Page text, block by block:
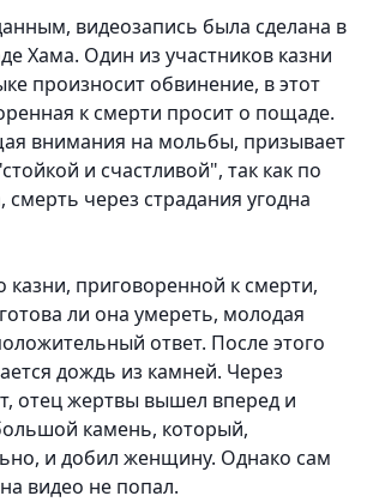
видеозапись была сделана в
Хама. Один из участников казни
произносит обвинение, в этот
к смерти просит о пощаде.
внимания на мольбы, призывает
и счастливой", так как по
через страдания угодна
казни, приговоренной к смерти,
ли она умереть, молодая
ответ. После этого
дождь из камней. Через
отец жертвы вышел вперед и
камень, который,
и добил женщину. Однако сам
видео не попал.